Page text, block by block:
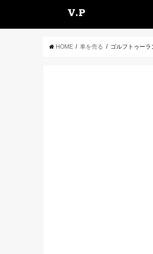
HOME 車を売る ゴルフトゥー